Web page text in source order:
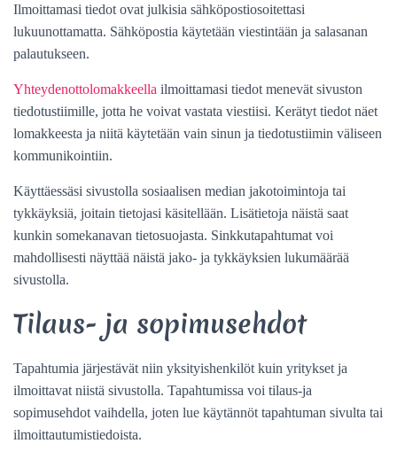
Ilmoittamasi tiedot ovat julkisia sähköpostiosoitettasi
lukuunottamatta. Sähköpostia käytetään viestintään ja salasanan
palautukseen.
Yhteydenottolomakkeella ilmoittamasi tiedot menevät sivuston
tiedotustiimille, jotta he voivat vastata viestiisi. Kerätyt tiedot näet
lomakkeesta ja niitä käytetään vain sinun ja tiedotustiimin väliseen
kommunikointiin.
Käyttäessäsi sivustolla sosiaalisen median jakotoimintoja tai
tykkäyksiä, joitain tietojasi käsitellään. Lisätietoja näistä saat
kunkin somekanavan tietosuojasta. Sinkkutapahtumat voi
mahdollisesti näyttää näistä jako- ja tykkäyksien lukumäärää
sivustolla.
Tilaus- ja sopimusehdot
Tapahtumia järjestävät niin yksityishenkilöt kuin yritykset ja
ilmoittavat niistä sivustolla. Tapahtumissa voi tilaus-ja
sopimusehdot vaihdella, joten lue käytännöt tapahtuman sivulta tai
ilmoittautumistiedoista.